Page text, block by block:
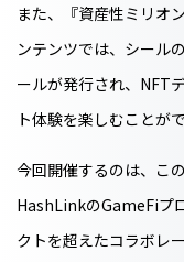
また、『資産性ミリオ
ンテンツでは、シール
ールが発行され、NFT
ト体験を楽しむことが
今回開催するのは、こ
HashLinkのGameFiプ
クトを超えたコラボレ